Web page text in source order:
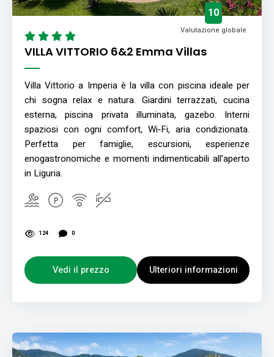
VILLA VITTORIO 6&2 Emma Villas
10
Valutazione globale
Villa Vittorio a Imperia è la villa con piscina ideale per
chi sogna relax e natura. Giardini terrazzati, cucina
esterna, piscina privata illuminata, gazebo. Interni
spaziosi con ogni comfort, Wi‑Fi, aria condizionata.
Perfetta per famiglie, escursioni, esperienze
enogastronomiche e momenti indimenticabili all’aperto
in Liguria.
124 0
Vedi il prezzo Ulteriori informazioni